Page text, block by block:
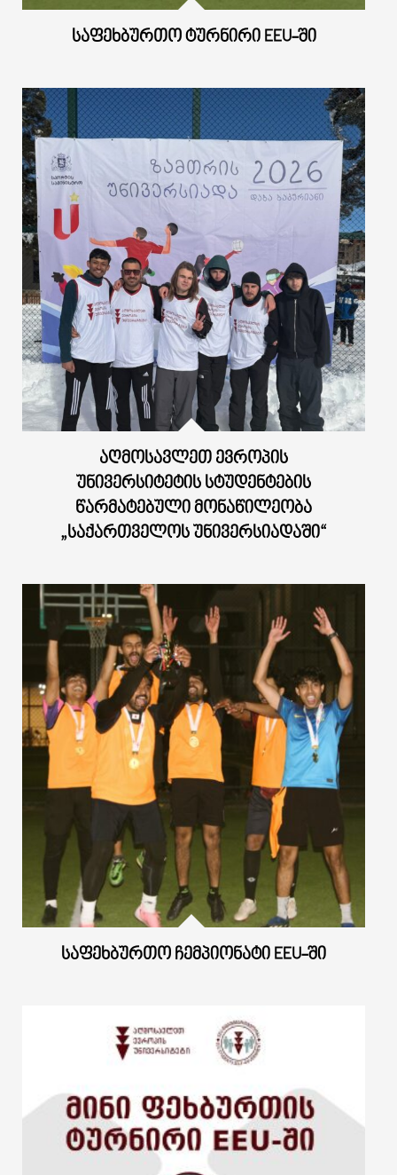
ᲡᲐᲤᲔᲮᲑᲣᲠᲗᲝ ᲢᲣᲠᲜᲘᲠᲘ EEU-ᲨᲘ
ᲐᲦᲛᲝᲡᲐᲕᲚᲔᲗ ᲔᲕᲠᲝᲞᲘᲡ
ᲣᲜᲘᲕᲔᲠᲡᲘᲢᲔᲢᲘᲡ ᲡᲢᲣᲓᲔᲜᲢᲔᲑᲘᲡ
ᲬᲐᲠᲛᲐᲢᲔᲑᲣᲚᲘ ᲛᲝᲜᲐᲬᲘᲚᲔᲝᲑᲐ
„ᲡᲐᲥᲐᲠᲗᲕᲔᲚᲝᲡ ᲣᲜᲘᲕᲔᲠᲡᲘᲐᲓᲐᲨᲘ“
ᲡᲐᲤᲔᲮᲑᲣᲠᲗᲝ ᲩᲔᲛᲞᲘᲝᲜᲐᲢᲘ EEU-ᲨᲘ